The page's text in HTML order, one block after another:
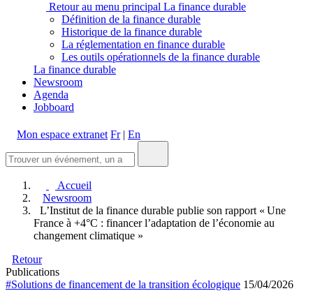
Retour au menu principal La finance durable
Définition de la finance durable
Historique de la finance durable
La réglementation en finance durable
Les outils opérationnels de la finance durable
La finance durable
Newsroom
Agenda
Jobboard
Mon espace extranet Fr| En
Accueil
Newsroom
L’Institut de la finance durable publie son rapport « Une
France à +4°C : financer l’adaptation de l’économie au
changement climatique »
Retour
Publications
#Solutions de financement de la transition écologique 15/04/2026